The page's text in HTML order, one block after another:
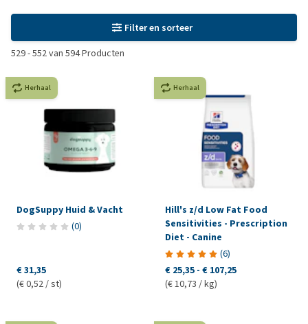
Filter en sorteer
529-552van 594Producten
Herhaal
DogSuppy Huid & Vacht
(0)
€ 31,35
(€ 0,52 / st)
Herhaal
Hill's z/d Low Fat Food
Sensitivities - Prescription
Diet - Canine
(6)
€ 25,35 - € 107,25
(€ 10,73 / kg)